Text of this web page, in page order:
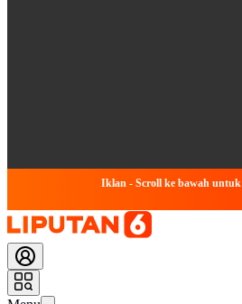
Iklan - Scroll ke bawah